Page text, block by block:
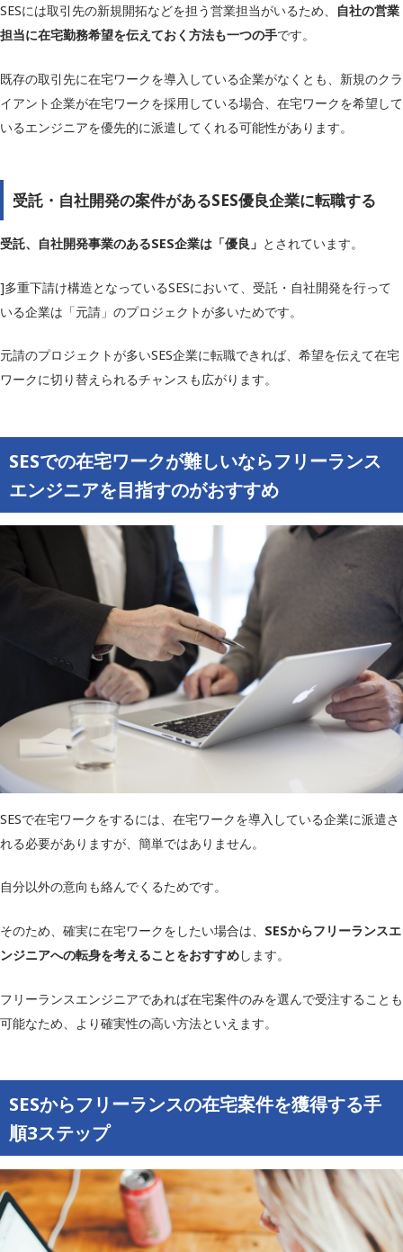
SESには取引先の新規開拓などを担う営業担当がいるため、
自社の営業
担当に在宅勤務希望を伝えておく方法も一つの手です。
既存の取引先に在宅ワークを導入している企業がなくとも、新規のクラ
イアント企業が在宅ワークを採用している場合、在宅ワークを希望して
いるエンジニアを優先的に派遣してくれる可能性があります。
受託・自社開発の案件があるSES優良企業に転職する
受託、自社開発事業のあるSES企業は「優良」 とされています。
]多重下請け構造となっているSESにおいて、受託・自社開発を行って
いる企業は「元請」のプロジェクトが多いためです。
元請のプロジェクトが多いSES企業に転職できれば、希望を伝えて在宅
ワークに切り替えられるチャンスも広がります。
SESでの在宅ワークが難しいならフリーランス
エンジニアを目指すのがおすすめ
SESで在宅ワークをするには、在宅ワークを導入している企業に派遣さ
れる必要がありますが、簡単ではありません。
自分以外の意向も絡んでくるためです。
そのため、確実に在宅ワークをしたい場合は、 SESからフリーランスエ
ンジニアへの転身を考えることをおすすめします。
フリーランスエンジニアであれば在宅案件のみを選んで受注することも
可能なため、より確実性の高い方法といえます。
SESからフリーランスの在宅案件を獲得する手
順3ステップ